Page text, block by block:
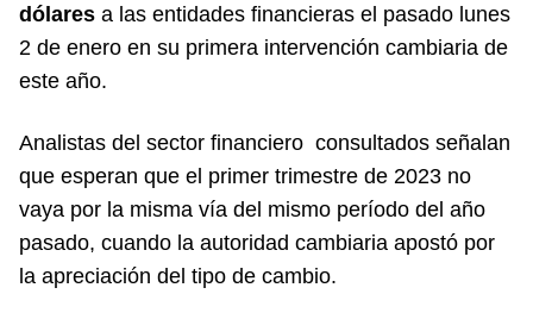
dólares a las entidades financieras el pasado lunes
2 de enero en su primera intervención cambiaria de
este año.
Analistas del sector financiero consultados señalan
que esperan que el primer trimestre de 2023 no
vaya por la misma vía del mismo período del año
pasado, cuando la autoridad cambiaria apostó por
la apreciación del tipo de cambio.